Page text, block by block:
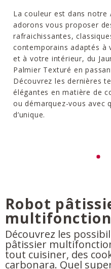
La couleur est dans notre
adorons vous proposer
rafraichissantes,
contemporains adaptés à
et à votre intérieur, du
Palmier Texturé en
Découvrez les dernières
élégantes en matière de
ou démarquez-vous avec
d’unique.
Robot
Découvrez les
pâtissier
tout cuisiner, des
carbonara. Quel